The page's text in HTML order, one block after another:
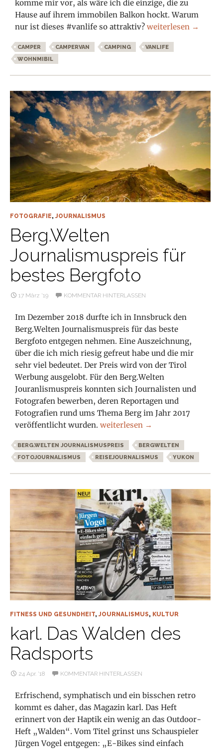
komme mir vor, als wäre ich die einzige, die zu
Hause auf ihrem immobilen Balkon hockt. Warum
nur ist dieses #vanlife so attraktiv?#Vanlife – Warum
weiterlesen →
CAMPER CAMPERVAN CAMPING
VANLIFE
WOHNMIBIL
FOTOGRAFIE, JOURNALISMUS
Berg.Welten
Journalismuspreis für
bestes Bergfoto
17 März ’19 KOMMENTAR HINTERLASSEN
Im Dezember 2018 durfte ich in Innsbruck den
Berg.Welten Journalismuspreis für das beste
Bergfoto entgegen nehmen. Eine Auszeichnung,
über die ich mich riesig gefreut habe und die mir
sehr viel bedeutet. Der Preis wird von der Tirol
Werbung ausgelobt. Für den Berg.Welten
Jouranlismuspreis konnten sich Journalisten und
Fotografen bewerben, deren Reportagen und
Fotografien rund ums Thema Berg im Jahr 2017
veröffentlicht wurden.Berg.Welten Journalismuspreis
weiterlesen →
BERG.WELTEN JOURNALISMUSPREIS
BERGWELTEN
FOTOJOURNALISMUS
REISEJOURNALISMUS YUKON
FITNESS UND GESUNDHEIT, JOURNALISMUS, KULTUR
karl. Das Walden des
Radsports
24 Apr. ’18 KOMMENTAR HINTERLASSEN
Erfrischend, symphatisch und ein bisschen retro
kommt es daher, das Magazin karl. Das Heft
erinnert von der Haptik ein wenig an das Outdoor-
Heft „Walden“. Vom Titel grinst uns Schauspieler
Jürgen Vogel entgegen: „E-Bikes sind einfach